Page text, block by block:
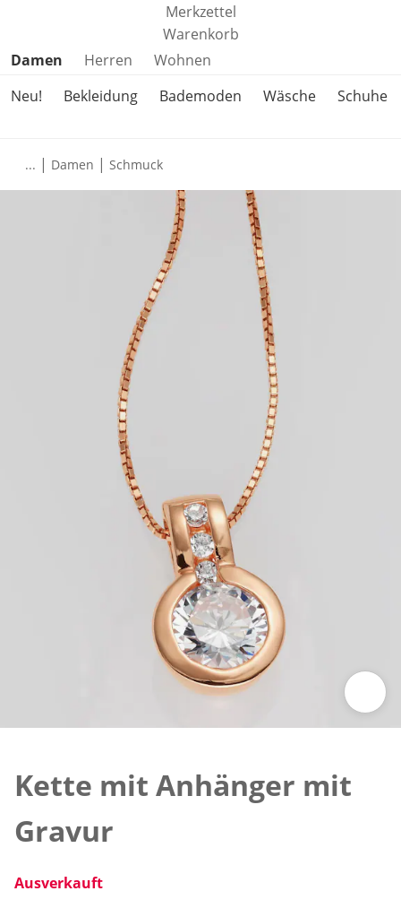
Merkzettel
Warenkorb
Produktkategorien überspringen
Damen Herren
Wohnen
Neu!
Bekleidung Bademoden Wäsche Schuhe
... | Damen | Schmuck
Kette mit Anhänger mit
Gravur
Ausverkauft